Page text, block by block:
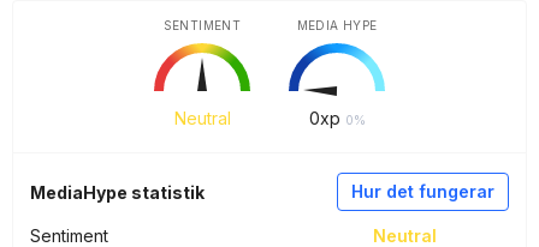
Neutral
SENTIMENT
0xp 0%
MEDIA HYPE
Hur det fungerar
MediaHype statistik
Sentiment
Neutral